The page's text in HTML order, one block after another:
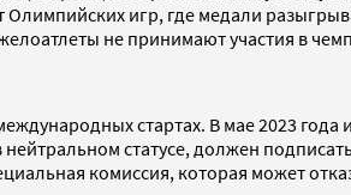
игр, где медали
не принимают участия в
стартах. В мае 2023
статусе, должен
комиссия, которая может